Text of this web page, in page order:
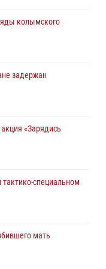
директора
Сергей Бойко
бронзу на
колымского
задержан
«Зарядись
специальном
мать